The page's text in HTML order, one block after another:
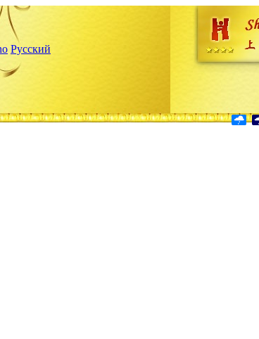
Русский